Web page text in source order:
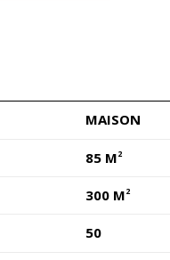
MAISON
85 M2
300 M2
50